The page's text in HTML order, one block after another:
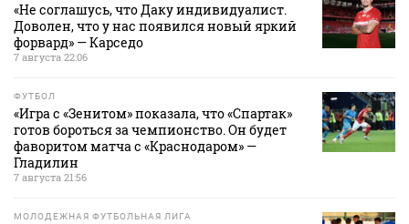
«Не соглашусь, что Даку индивидуалист.
Доволен, что у нас появился новый яркий
форвард» — Карседо
7 августа 22:06
ФУТБОЛ
«Игра с «Зенитом» показала, что «Спартак»
готов бороться за чемпионство. Он будет
фаворитом матча с «Краснодаром» —
Гладилин
7 августа 21:56
МОЛОДЕЖНАЯ ФУТБОЛЬНАЯ ЛИГА